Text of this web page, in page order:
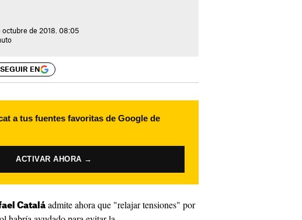
octubre de 2018. 08:05
SEGUIR EN
a tus fuentes favoritas de Google de
ACTIVAR AHORA →
Catalá admite ahora que "relajar tensiones" por